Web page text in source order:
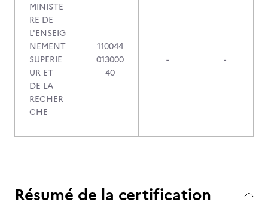
MINISTE
RE DE
L'ENSEIG
NEMENT
SUPERIE
UR ET
DE LA
RECHER
CHE
110044
013000
40
- -
Résumé de la certification